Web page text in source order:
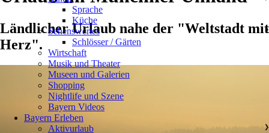
Ländlicher Urlaub nahe der "Weltstadt mit
Herz".
Sprache
Küche
Sehenswertes
❯
Schlösser / Gärten
Wirtschaft
Musik und Theater
Museen und Galerien
Shopping
Nightlife und Szene
Bayern Videos
Bayern Erleben
Aktivurlaub
❯